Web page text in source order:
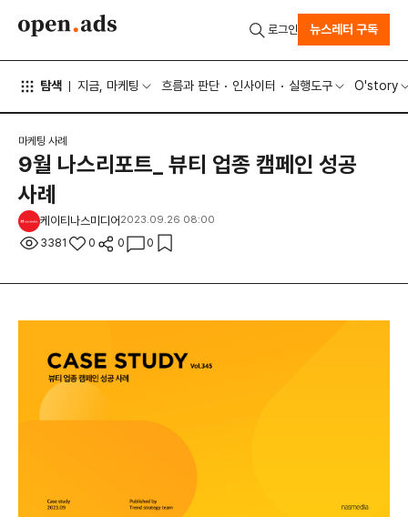
탐색 지금, 마케팅 흐름과 판단 인사이터 실행도구 O'story
로그인 뉴스레터 구독
마케팅 사례
9월 나스리포트_ 뷰티 업종 캠페인 성공
사례
케이티나스미디어 2023.09.26 08:00
3381 0 0 0